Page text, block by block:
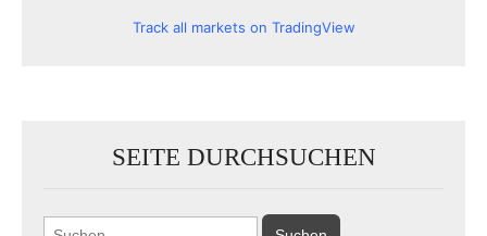
Track all markets on TradingView
SEITE DURCHSUCHEN
Suchen